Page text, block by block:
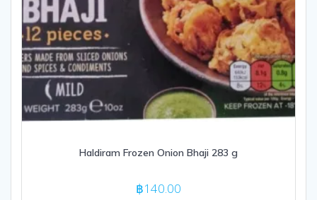
Haldiram Frozen Onion Bhaji 283 g
฿140.00